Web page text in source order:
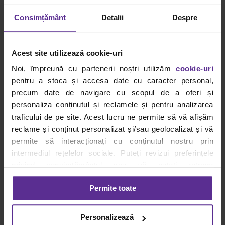
Consimțământ Detalii Despre
Acest site utilizează cookie-uri
Noi, împreună cu partenerii noștri utilizăm cookie-uri
pentru a stoca și accesa date cu caracter personal,
precum date de navigare cu scopul de a oferi și
personaliza conținutul și reclamele și pentru analizarea
traficului de pe site. Acest lucru ne permite să vă afișăm
reclame și conținut personalizat și/sau geolocalizat și vă
permite să interacționați cu conținutul nostru prin
intermediul rețelelor sociale. Puteți revizui preferințele
consimțământul oricând, făcând click pe linkul către
setările dvs. de cookie-uri.
Pentru mai multe informații, vă rugăm să revizuiți politica
Permite toate
Personalizează
Dacă am descris Brașovul ca fiind cel mai frumos oraș din
centrul tării, Poiana Brașov i se aseamănă. Este una
dintre cele mai cunoscute stațiuni montane, în special
pentru pârtiile numeroase de care dispune, peisajele
înconjurătoare și ofertele turistice atractive.